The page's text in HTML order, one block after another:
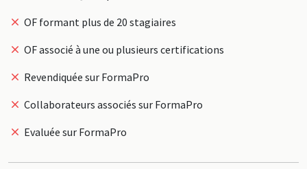
OF formant plus de 20 stagiaires
OF associé à une ou plusieurs certifications
Revendiquée sur FormaPro
Collaborateurs associés sur FormaPro
Evaluée sur FormaPro